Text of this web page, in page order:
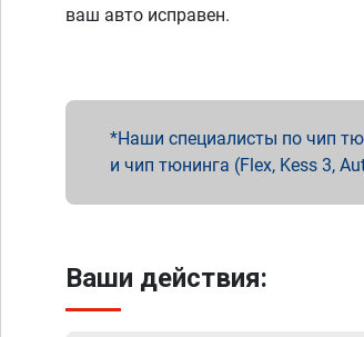
ваш авто исправен.
Наши специалисты по чип
и чип тюнинга (Flex, Kess 3,
Ваши действия: